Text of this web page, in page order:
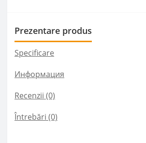
Prezentare produs
Specificare
Информация
Recenzii (0)
Întrebări (0)